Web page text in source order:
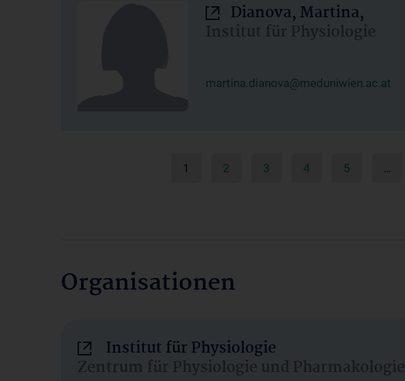
Dianova, Martina,
Institut für Physiologie
martina.dianova@meduniwien.ac.at
1 2 3 4 5 …
Organisationen
Institut für Physiologie
Zentrum für Physiologie und Pharmakologie